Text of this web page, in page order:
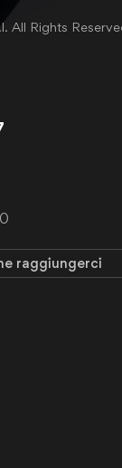
All Rights
raggiungerci